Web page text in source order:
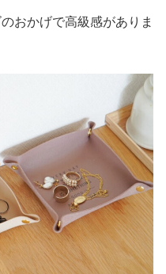
おかげで高級感がありま